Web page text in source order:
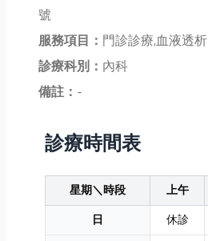
號
服務項目： 門診診療,血液透析
診療科別： 內科
備註： -
診療時間表
星期＼時段 上午
日
休診